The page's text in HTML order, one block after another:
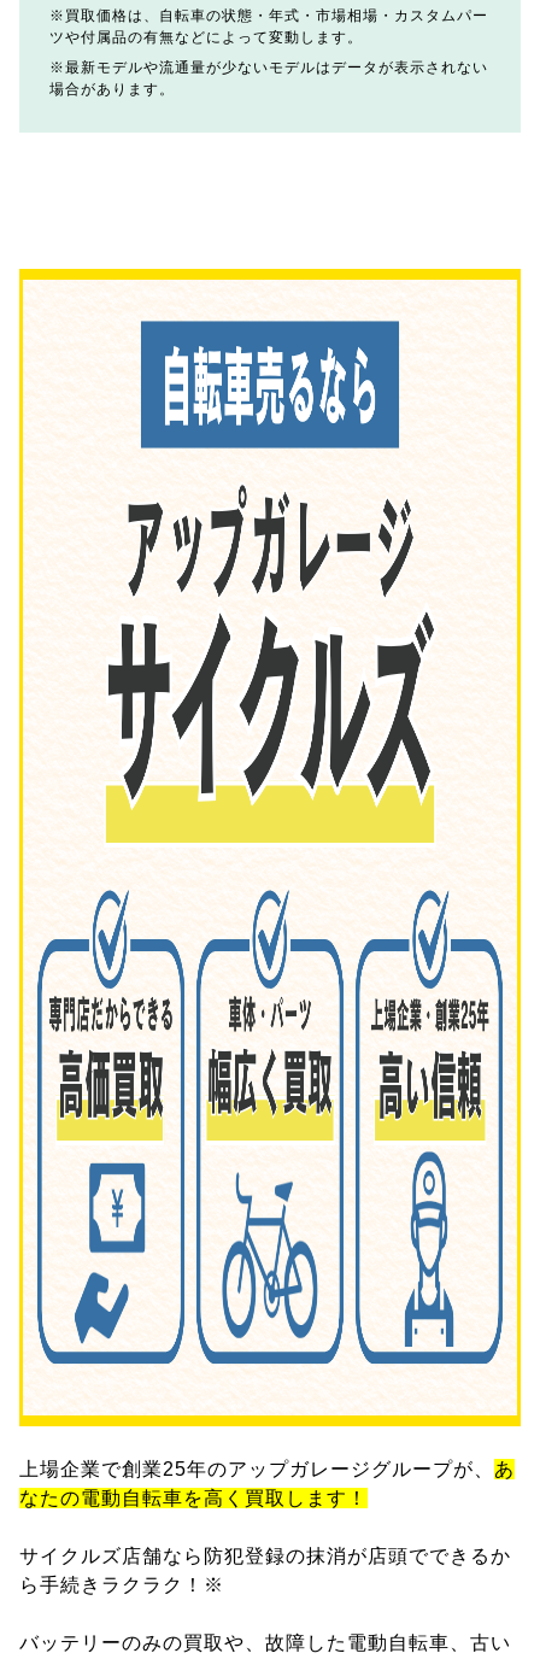
買取価格は、自転車の状態・年式・市場相場・カスタムパー
ツや付属品の有無などによって変動します。
最新モデルや流通量が少ないモデルはデータが表示されない
場合があります。
上場企業で創業25年のアップガレージグループが、 あ
なたの電動自転車を高く買取します！
サイクルズ店舗なら防犯登録の抹消が店頭でできるか
ら手続きラクラク！※
バッテリーのみの買取や、故障した電動自転車、古い